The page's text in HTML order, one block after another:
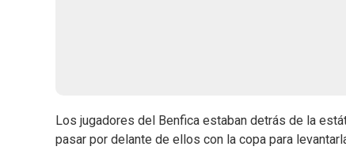
Los jugadores del Benfica estaban detrás de la
pasar por delante de ellos con la copa para